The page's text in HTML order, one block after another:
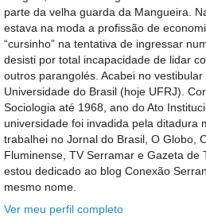
parte da velha guarda da Mangueira.
estava na moda a profissão de
“cursinho” na tentativa de ingressar
desisti por total incapacidade de lidar
outros parangolés. Acabei no
Universidade do Brasil (hoje UFRJ).
Sociologia até 1968, ano do Ato
universidade foi invadida pela ditadura
trabalhei no Jornal do Brasil, O Globo,
Fluminense, TV Serramar e Gazeta de
estou dedicado ao blog Conexão
mesmo nome.
Ver meu perfil completo